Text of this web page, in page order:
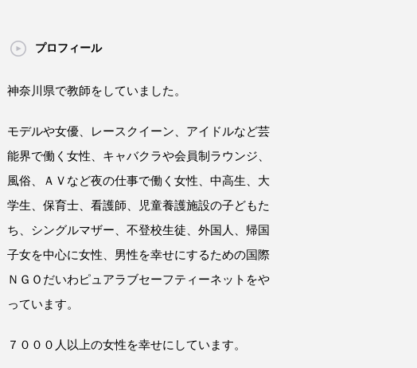
プロフィール
神奈川県で教師をしていました。
モデルや女優、レースクイーン、アイドルなど芸
能界で働く女性、キャバクラや会員制ラウンジ、
風俗、ＡＶなど夜の仕事で働く女性、中高生、大
学生、保育士、看護師、児童養護施設の子どもた
ち、シングルマザー、不登校生徒、外国人、帰国
子女を中心に女性、男性を幸せにするための国際
ＮＧＯだいわピュアラブセーフティーネットをや
っています。
７０００人以上の女性を幸せにしています。